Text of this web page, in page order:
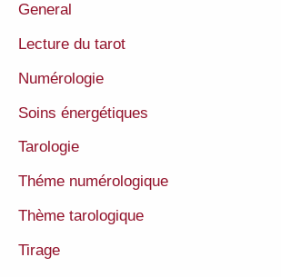
General
Lecture du tarot
Numérologie
Soins énergétiques
Tarologie
Théme numérologique
Thème tarologique
Tirage